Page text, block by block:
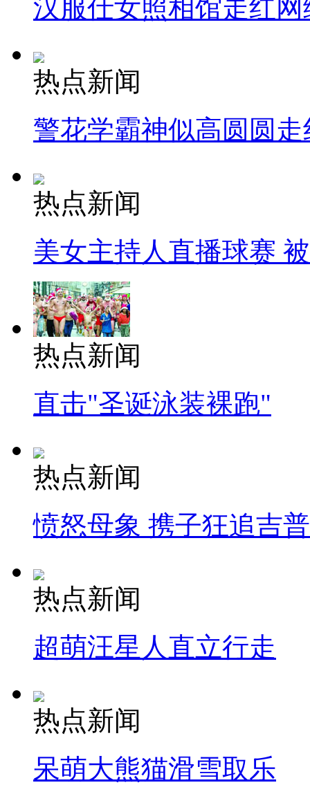
汉服仕女照相馆走红网
热点新闻
警花学霸神似高圆圆走
热点新闻
美女主持人直播球赛
热点新闻
直击"圣诞泳装裸跑"
热点新闻
愤怒母象 携子狂追吉
热点新闻
超萌汪星人直立行走
热点新闻
呆萌大熊猫滑雪取乐